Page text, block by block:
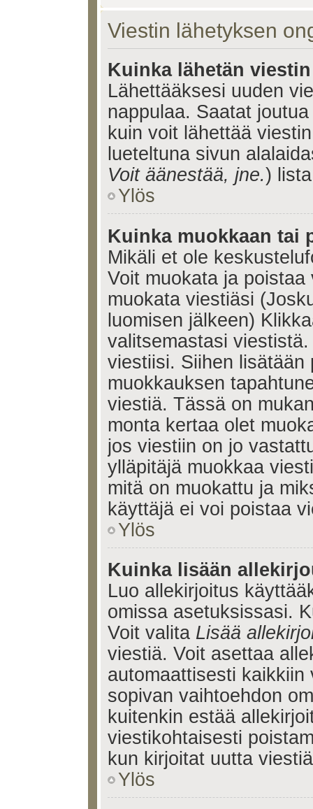
Viestin lähetyksen
Kuinka lähetän
Lähettääksesi uuden
nappulaa. Saatat
kuin voit lähettää
lueteltuna sivun
Voit äänestää, jne.)
Ylös
Kuinka muokkaan tai
Mikäli et ole
Voit muokata ja
muokata viestiäsi
luomisen jälkeen)
valitsemastasi
viestiisi. Siihen lisätään
muokkauksen
viestiä. Tässä on
monta kertaa olet
jos viestiin on jo
ylläpitäjä muokkaa
mitä on muokattu ja
käyttäjä ei voi poistaa
Ylös
Kuinka lisään
Luo allekirjoitus
omissa asetuksissasi.
Voit valita Lisää
viestiä. Voit asettaa
automaattisesti
sopivan vaihtoehdon
kuitenkin estää
viestikohtaisesti
kun kirjoitat uutta
Ylös